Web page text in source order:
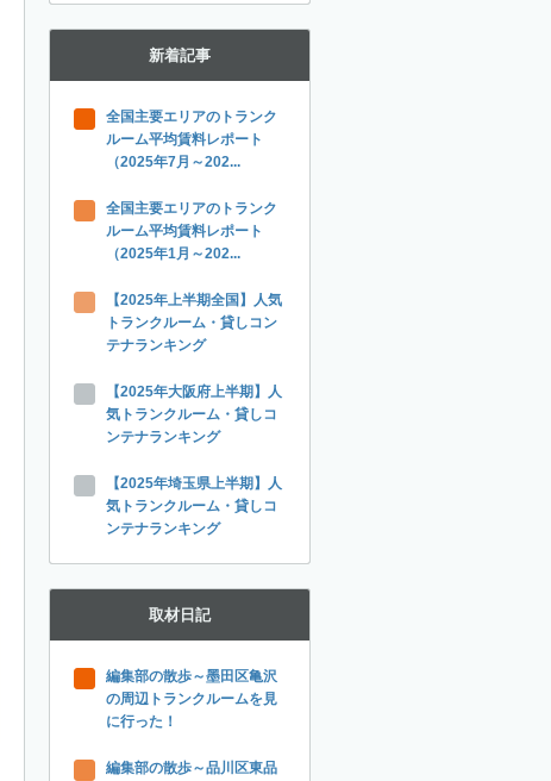
新着記事
全国主要エリアのトランク
ルーム平均賃料レポート
（2025年7月～202...
全国主要エリアのトランク
ルーム平均賃料レポート
（2025年1月～202...
【2025年上半期全国】人気
トランクルーム・貸しコン
テナランキング
【2025年大阪府上半期】人
気トランクルーム・貸しコ
ンテナランキング
【2025年埼玉県上半期】人
気トランクルーム・貸しコ
ンテナランキング
取材日記
編集部の散歩～墨田区亀沢
の周辺トランクルームを見
に行った！
編集部の散歩～品川区東品